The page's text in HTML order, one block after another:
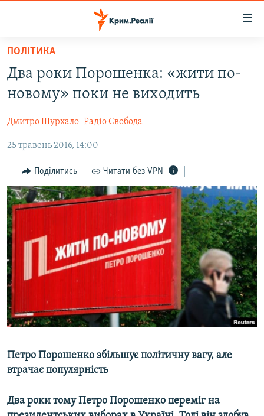
Перейти
основного
матеріалу
до
навігації
Перейти
пошуку
ВОДА.КРИМ
ВІДЕО ТА ФОТО
ПОЛІТИКА
БЛОГИ
ПОГЛЯД
ІНТЕРВ'Ю
ВСЕ ЗА ДЕНЬ
СПЕЦПРОЕКТИ
ДЕПОРТАЦІЯ
ВІДЕОУРОКИ «ELIFBE»
УКРАЇНСЬКА ПРОБЛЕМА КРИМУ
ЯК ОБІЙТИ БЛОКУВАННЯ
Русский
Qırımtatar
Усі сайти RFE/RL
ПОЛІТИКА
Два роки Порошенка: «жити по-
новому» поки не виходить
Дмитро Шурхало Радіо Свобода
25 травень 2016, 14:00
Поділитись Читати без VPN
Петро Порошенко збільшує політичну вагу, але
втрачає популярність
Два роки тому Петро Порошенко переміг на